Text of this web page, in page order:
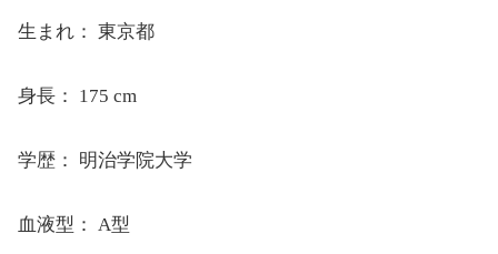
生まれ： 東京都
身長： 175 cm
学歴： 明治学院大学
血液型： A型